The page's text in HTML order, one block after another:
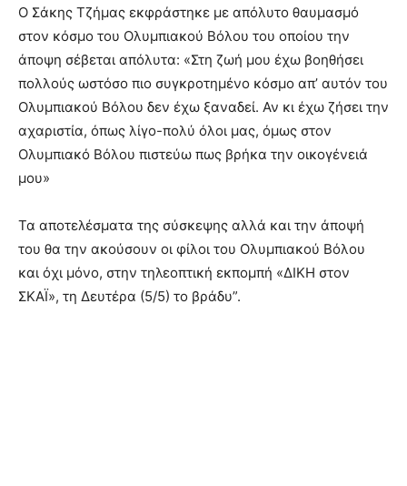
Ο Σάκης Τζήμας εκφράστηκε με απόλυτο θαυμασμό
στον κόσμο του Ολυμπιακού Βόλου του οποίου την
άποψη σέβεται απόλυτα: «Στη ζωή μου έχω βοηθήσει
πολλούς ωστόσο πιο συγκροτημένο κόσμο απ’ αυτόν του
Ολυμπιακού Βόλου δεν έχω ξαναδεί. Αν κι έχω ζήσει την
αχαριστία, όπως λίγο-πολύ όλοι μας, όμως στον
Ολυμπιακό Βόλου πιστεύω πως βρήκα την οικογένειά
μου»
Τα αποτελέσματα της σύσκεψης αλλά και την άποψή
του θα την ακούσουν οι φίλοι του Ολυμπιακού Βόλου
και όχι μόνο, στην τηλεοπτική εκπομπή «ΔΙΚΗ στον
ΣΚΑΪ», τη Δευτέρα (5/5) το βράδυ”.